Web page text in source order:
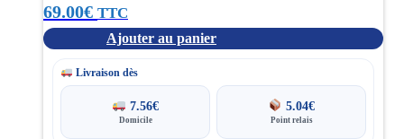
69.00€ TTC
Ajouter au panier
Livraison dès
7.56€
Domicile
5.04€
Point relais